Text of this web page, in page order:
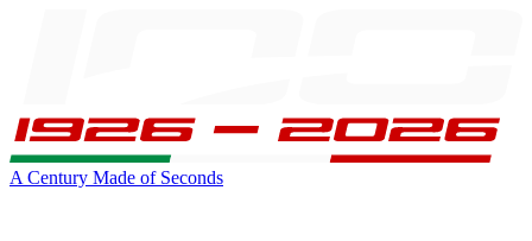
A Century Made of Seconds